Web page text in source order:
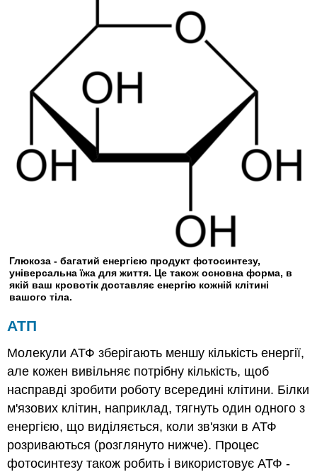
Глюкоза - багатий енергією продукт фотосинтезу,
універсальна їжа для життя. Це також основна форма, в
якій ваш кровотік доставляє енергію кожній клітині
вашого тіла.
АТП
Молекули АТФ зберігають меншу кількість енергії,
але кожен вивільняє потрібну кількість, щоб
насправді зробити роботу всередині клітини. Білки
м'язових клітин, наприклад, тягнуть один одного з
енергією, що виділяється, коли зв'язки в АТФ
розриваються (розглянуто нижче). Процес
фотосинтезу також робить і використовує АТФ -